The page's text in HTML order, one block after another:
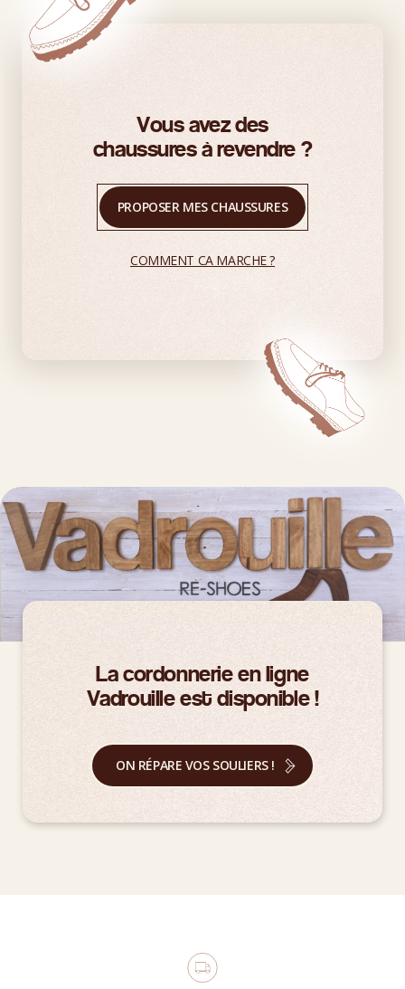
Vous avez des
chaussures à revendre ?
PROPOSER MES CHAUSSURES
COMMENT CA MARCHE ?
La cordonnerie en ligne
Vadrouille est disponible !
ON RÉPARE VOS SOULIERS !